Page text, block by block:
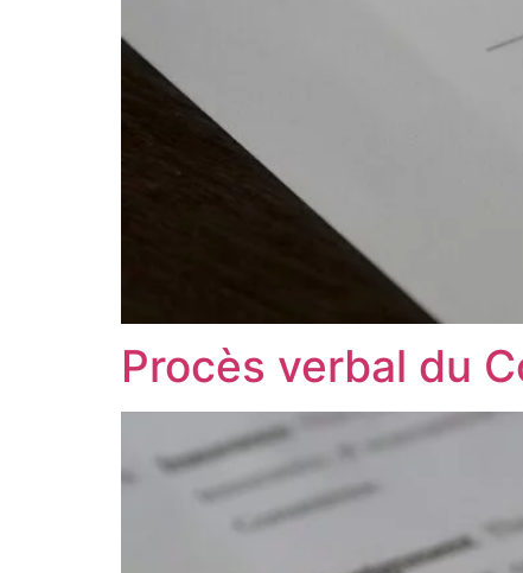
Procès verbal du